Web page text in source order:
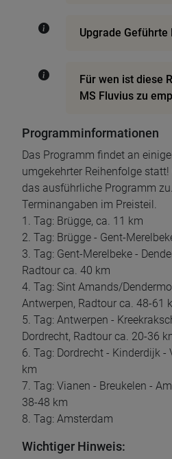
Upgrade Geführte
Für wen ist diese
MS Fluvius zu
Programminformationen
Das Programm findet an
umgekehrter Reihenfolge
das ausführliche Programm
Terminangaben im Preisteil.
1. Tag: Brügge, ca. 11 km
2. Tag: Brügge - Gent-
3. Tag: Gent-Merelbeke -
Radtour ca. 40 km
4. Tag: Sint Amands/
Antwerpen, Radtour ca. 48-61
5. Tag: Antwerpen -
Dordrecht, Radtour ca. 20-36
6. Tag: Dordrecht - Kinderdijk -
km
7. Tag: Vianen - Breukelen -
38-48 km
8. Tag: Amsterdam
Wichtiger Hinweis: